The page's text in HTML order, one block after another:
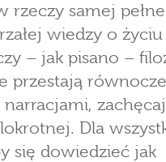
rzeczy samej pełne
wiedzy o
– jak pisano –
przestają
Dla
się dowiedzieć jak